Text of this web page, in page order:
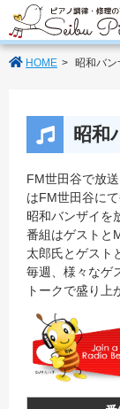
HOME 昭和バン
昭和
FM世田谷で放
はFM世田谷に
昭和バンザイを
番組はゲストと
太郎氏とゲスト
毎週、様々なゲ
トークで盛り上